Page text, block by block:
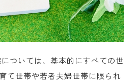
ついては、基本的にすべての世
て世帯や若者夫婦世帯に限られ